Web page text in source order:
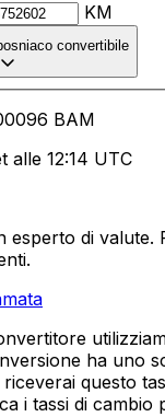
KM
convertibile
BAM
alle 12:14 UTC
esperto di valute.
ha uno
questo
i tassi di cambio